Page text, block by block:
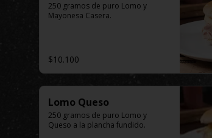
250 gramos de puro Lomo y
Mayonesa Casera.
$10.100
Lomo Queso
250 gramos de puro Lomo y
Queso a la plancha fundido.